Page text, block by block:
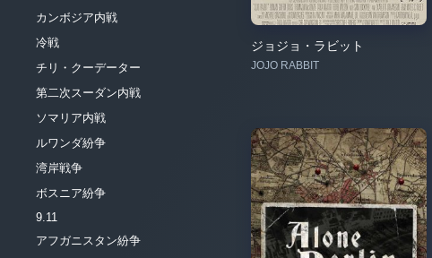
カンボジア内戦
冷戦
チリ・クーデーター
第二次スーダン内戦
ソマリア内戦
ルワンダ紛争
湾岸戦争
ボスニア紛争
9.11
アフガニスタン紛争
ジョジョ・ラビット
JOJO RABBIT